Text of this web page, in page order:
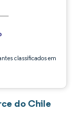
classificados em
do Chile